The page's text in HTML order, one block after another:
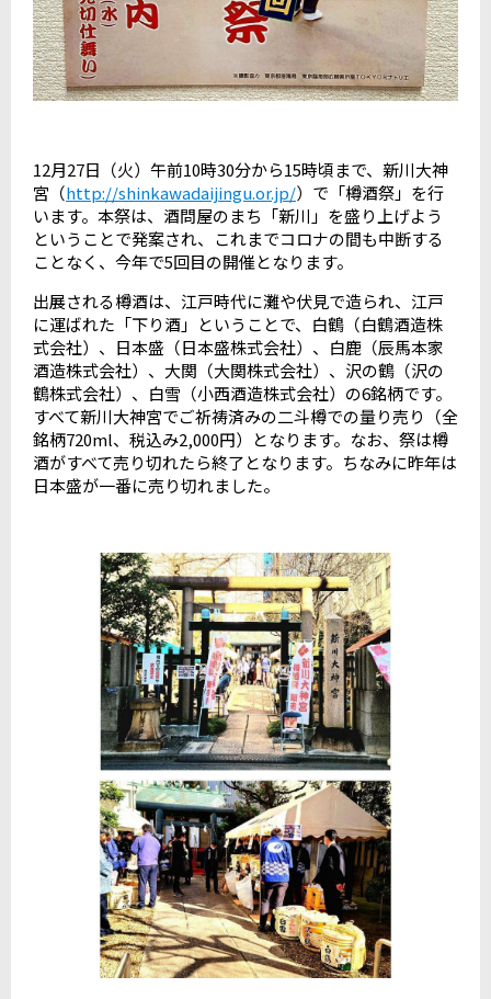
12月27日（火）午前10時30分から15時頃まで、新川大神
宮（http://shinkawadaijingu.or.jp/）で「樽酒祭」を行
います。本祭は、酒問屋のまち「新川」を盛り上げよう
ということで発案され、これまでコロナの間も中断する
ことなく、今年で5回目の開催となります。
出展される樽酒は、江戸時代に灘や伏見で造られ、江戸
に運ばれた「下り酒」ということで、白鶴（白鶴酒造株
式会社）、日本盛（日本盛株式会社）、白鹿（辰馬本家
酒造株式会社）、大関（大関株式会社）、沢の鶴（沢の
鶴株式会社）、白雪（小西酒造株式会社）の6銘柄です。
すべて新川大神宮でご祈祷済みの二斗樽での量り売り（全
銘柄720ml、税込み2,000円）となります。なお、祭は樽
酒がすべて売り切れたら終了となります。ちなみに昨年は
日本盛が一番に売り切れました。